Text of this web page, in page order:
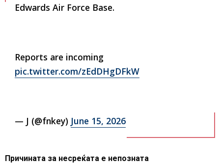
Edwards Air Force Base.
Reports are incoming
pic.twitter.com/zEdDHgDFkW
— J (@fnkey) June 15, 2026
Причината за несреќата е непозната